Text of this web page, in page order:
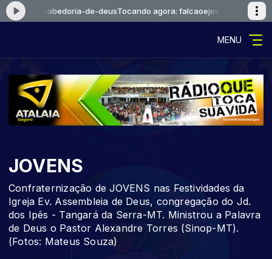
a-sabedoria-de-deusTocando agora: falcaoejosue-a-
MENU
JOVENS
Confraternização de JOVENS nas Festividades da
Igreja Ev. Assembleia de Deus, congregação do Jd.
dos Ipês - Tangará da Serra-MT. Ministrou a Palavra
de Deus o Pastor Alexandre Torres (Sinop-MT).
(Fotos: Mateus Souza)